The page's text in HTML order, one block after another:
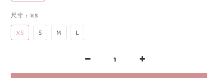
尺寸 : XS
XS S M L